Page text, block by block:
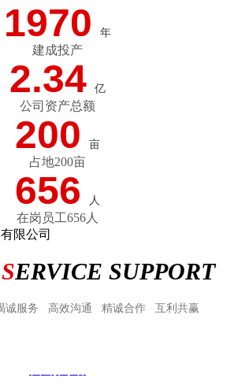
1970 年
建成投产
2.34 亿
公司资产总额
200 亩
占地200亩
656 人
在岗员工656人
SERVICE SUPPORT
诚服务 高效沟通 精诚合作 互利共赢